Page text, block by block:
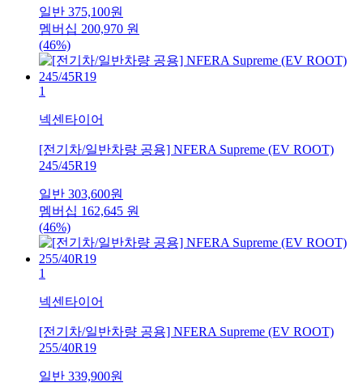
일반 375,100원
멤버십 200,970 원
(46%)
1
넥센타이어
[전기차/일반차량 공용] NFERA Supreme (EV ROOT)
245/45R19
일반 303,600원
멤버십 162,645 원
(46%)
1
넥센타이어
[전기차/일반차량 공용] NFERA Supreme (EV ROOT)
255/40R19
일반 339,900원